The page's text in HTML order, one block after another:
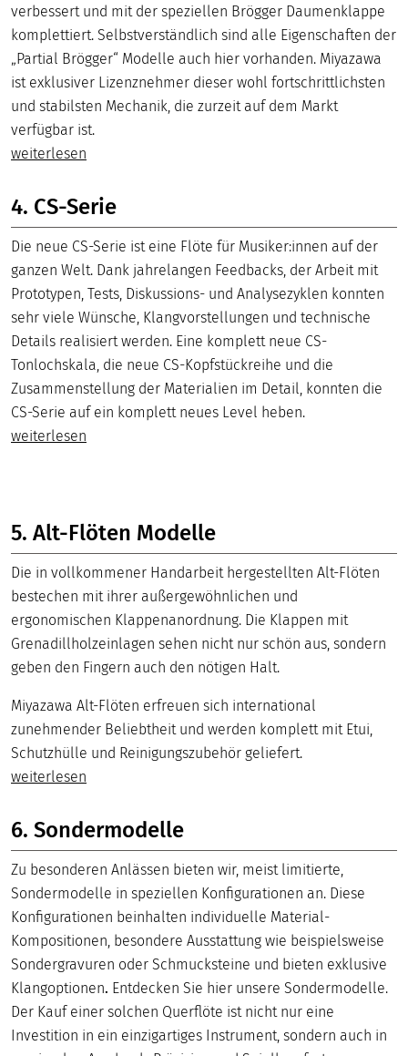
verbessert und mit der speziellen Brögger Daumenklappe
komplettiert. Selbstverständlich sind alle Eigenschaften der
„Partial Brögger“ Modelle auch hier vorhanden. Miyazawa
ist exklusiver Lizenznehmer dieser wohl fortschrittlichsten
und stabilsten Mechanik, die zurzeit auf dem Markt
verfügbar ist.
weiterlesen
4. CS-Serie
Die neue CS-Serie ist eine Flöte für Musiker:innen auf der
ganzen Welt. Dank jahrelangen Feedbacks, der Arbeit mit
Prototypen, Tests, Diskussions- und Analysezyklen konnten
sehr viele Wünsche, Klangvorstellungen und technische
Details realisiert werden. Eine komplett neue CS-
Tonlochskala, die neue CS-Kopfstückreihe und die
Zusammenstellung der Materialien im Detail, konnten die
CS-Serie auf ein komplett neues Level heben.
weiterlesen
5. Alt-Flöten Modelle
Die in vollkommener Handarbeit hergestellten Alt-Flöten
bestechen mit ihrer außergewöhnlichen und
ergonomischen Klappenanordnung. Die Klappen mit
Grenadillholzeinlagen sehen nicht nur schön aus, sondern
geben den Fingern auch den nötigen Halt.
Miyazawa Alt-Flöten erfreuen sich international
zunehmender Beliebtheit und werden komplett mit Etui,
Schutzhülle und Reinigungszubehör geliefert.
weiterlesen
6. Sondermodelle
Zu besonderen Anlässen bieten wir, meist limitierte,
Sondermodelle in speziellen Konfigurationen an. Diese
Konfigurationen beinhalten individuelle Material-
Kompositionen, besondere Ausstattung wie beispielsweise
Sondergravuren oder Schmucksteine und bieten exklusive
Klangoptionen. Entdecken Sie hier unsere Sondermodelle.
Der Kauf einer solchen Querflöte ist nicht nur eine
Investition in ein einzigartiges Instrument, sondern auch in